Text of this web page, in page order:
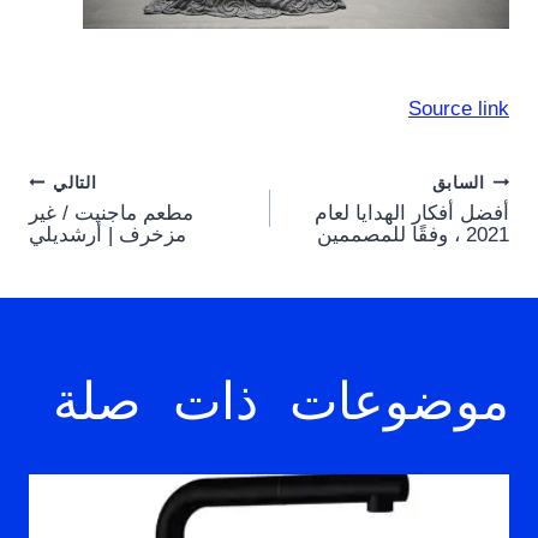
Source link
Post
navigation
السابق
أفضل أفكار الهدايا لعام
2021 ، وفقًا للمصممين
التالي
مطعم ماجنيت / غير
مزخرف | أرشديلي
موضوعات ذات صلة